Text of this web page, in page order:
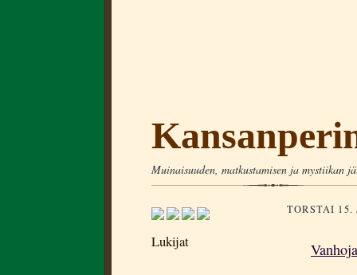
Muinaisuuden, matkustamisen ja mystiikan
Lukijat
TORSTAI 15.